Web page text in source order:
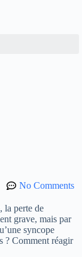
No Comments
la perte de
grave, mais par
syncope
? Comment réagir